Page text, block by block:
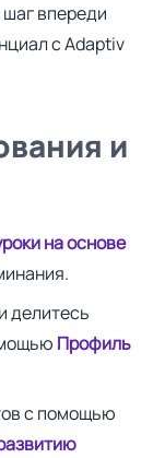
впереди
с Adaptiv
и
на основе
делитесь
Профиль
с помощью